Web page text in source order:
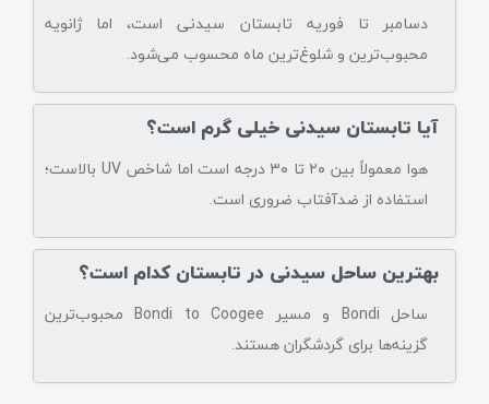
دسامبر تا فوریه تابستان سیدنی است، اما ژانویه
محبوب‌ترین و شلوغ‌ترین ماه محسوب می‌شود.
آیا تابستان سیدنی خیلی گرم است؟
هوا معمولاً بین ۲۰ تا ۳۰ درجه است اما شاخص UV بالاست؛
استفاده از ضدآفتاب ضروری است.
بهترین ساحل سیدنی در تابستان کدام است؟
ساحل Bondi و مسیر Bondi to Coogee محبوب‌ترین
گزینه‌ها برای گردشگران هستند.